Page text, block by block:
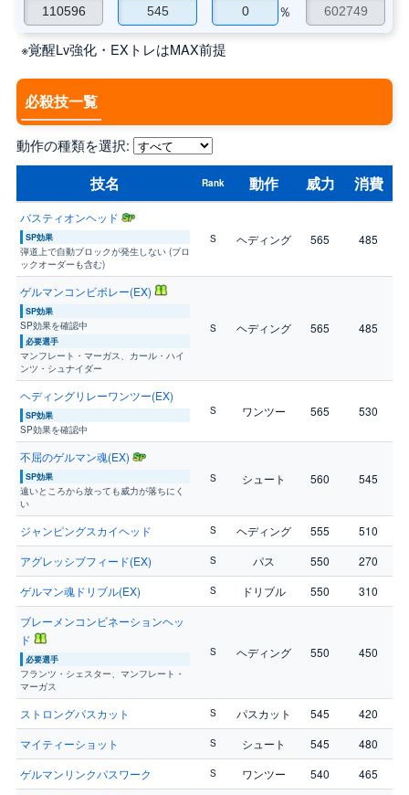
％
※覚醒Lv強化・EXトレはMAX前提
必殺技一覧
動作の種類を選択:
技名 Rank 動作 威力 消費
バスティオンヘッド
SP効果
弾道上で自動ブロックが発生しない (ブロ
ックオーダーも含む)
S ヘディング 565 485
ゲルマンコンビボレー(EX)
SP効果
SP効果を確認中
必要選手
マンフレート・マーガス、カール・ハイ
ンツ・シュナイダー
S ヘディング 565 485
ヘディングリレーワンツー(EX)
SP効果
SP効果を確認中
S ワンツー 565 530
不屈のゲルマン魂(EX)
SP効果
遠いところから放っても威力が落ちにく
い
S シュート 560 545
ジャンピングスカイヘッド S ヘディング 555
510
アグレッシブフィード(EX)
S パス 550
270
ゲルマン魂ドリブル(EX)
S ドリブル 550
310
ブレーメンコンビネーションヘッ
ド
必要選手
フランツ・シェスター、マンフレート・
マーガス
S ヘディング 550 450
ストロングパスカット S パスカット 545
420
マイティーショット
S シュート 545
480
ゲルマンリンクパスワーク
S ワンツー 540
465